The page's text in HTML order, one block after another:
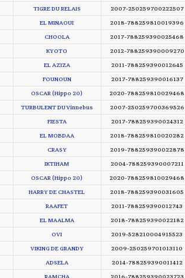
2007-250259700222507
TIGRE DU RELAIS
2018-788259810019396
EL MINAOUI
2017-788259390025468
CHOOLA
2012-788259390009270
KYOTO
2011-788259390012645
EL AZIZA
2017-788259390016137
FOUNOUN
2020-788259810029468
OSCAR (Hippo 20)
2007-250259700369526
TURBULENT DU Vinnebus
2017-788259390024312
FIESTA
2018-788259810020282
EL MOBDAA
2019-788259390022878
CRASY
2004-788259390007211
IKTIHAM
2020-788259810029468
OSCAR (Hippo 20)
2018-788259390031605
HARRY DE CHASTEL
2011-788259390012743
RAAFET
2018-788259390022182
EL MAALMA
2019-528210004915523
OVI
2009-250259701013110
VIKING DE GRANDY
2014-788259390011412
ADSELA